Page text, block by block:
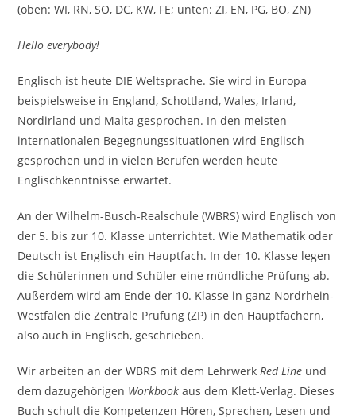
(oben: WI, RN, SO, DC, KW, FE; unten: ZI, EN, PG, BO, ZN)
Hello everybody!
Englisch ist heute DIE Weltsprache. Sie wird in Europa
beispielsweise in England, Schottland, Wales, Irland,
Nordirland und Malta gesprochen. In den meisten
internationalen Begegnungssituationen wird Englisch
gesprochen und in vielen Berufen werden heute
Englischkenntnisse erwartet.
An der Wilhelm-Busch-Realschule (WBRS) wird Englisch von
der 5. bis zur 10. Klasse unterrichtet. Wie Mathematik oder
Deutsch ist Englisch ein Hauptfach. In der 10. Klasse legen
die Schülerinnen und Schüler eine mündliche Prüfung ab.
Außerdem wird am Ende der 10. Klasse in ganz Nordrhein-
Westfalen die Zentrale Prüfung (ZP) in den Hauptfächern,
also auch in Englisch, geschrieben.
Wir arbeiten an der WBRS mit dem Lehrwerk Red Line und
dem dazugehörigen Workbook aus dem Klett-Verlag. Dieses
Buch schult die Kompetenzen Hören, Sprechen, Lesen und